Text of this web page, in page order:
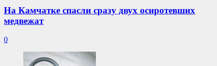
На Камчатке спасли сразу двух осиротевших
медвежат
0